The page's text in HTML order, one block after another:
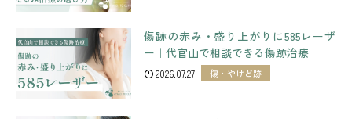
傷跡の赤み・盛り上がりに585レーザ
ー｜代官山で相談できる傷跡治療
2026.07.27 傷・やけど跡